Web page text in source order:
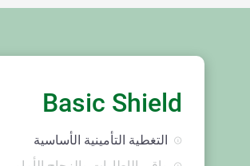
Basic Shield
التغطية التأمينية الأساسية